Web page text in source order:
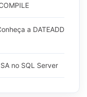
a DATEADD
no SQL Server